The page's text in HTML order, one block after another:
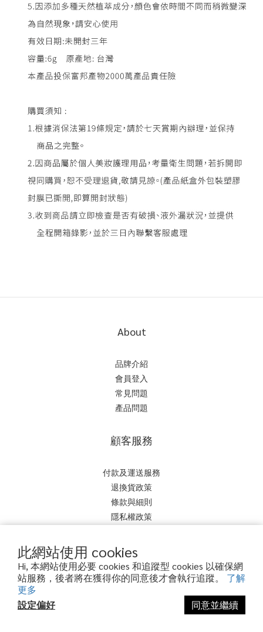
此網站使用 cookies
Hi, 本網站使用必要 cookies 和追蹤型 cookies 以確保網
站服務，後者將在獲得你的同意後才會執行追蹤。 了解
更多
設定偏好
同意並繼續
About
品牌介紹
會員登入
常見問題
產品問題
顧客服務
付款及運送服務
退換貨政策
條款與細則
隱私權政策
聯絡我們
美妍生醫有限公司